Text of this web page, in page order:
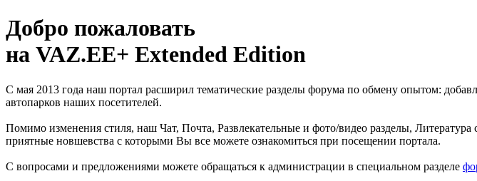
Добро пожаловать
на VAZ.EE+ Extended Edition
С мая 2013 года наш портал расширил тематические разделы форума по обмену опытом:
автопарков наших посетителей.
Помимо изменения стиля, наш Чат, Почта, Развлекательные и фото/видео разделы,
приятные новшевства с которыми Вы все можете ознакомиться при посещении портала.
С вопросами и предложениями можете обращаться к администрации в специальном разделе